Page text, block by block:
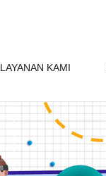
LAYANAN KAMI